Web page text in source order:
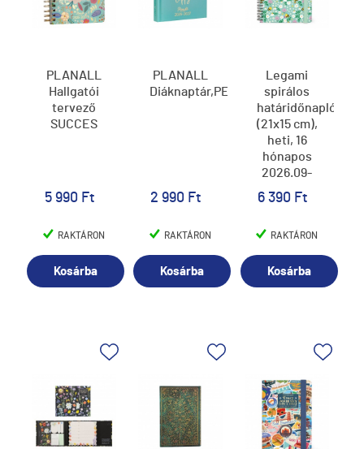
PLANALL
Hallgatói
tervező
SUCCES
5 990 Ft
RAKTÁRON
Kosárba
PLANALL
Diáknaptár,PERFECT
2 990 Ft
RAKTÁRON
Kosárba
Legami
spirálos
határidőnapló
(21x15 cm),
heti, 16
hónapos
2026.09-
2027.12,
méhecskés
6 390 Ft
RAKTÁRON
Kosárba